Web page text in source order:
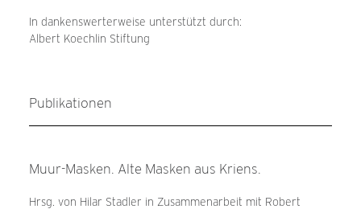
In dankenswerterweise unterstützt durch:
Albert Koechlin Stiftung
Publikationen
Muur-Masken. Alte Masken aus Kriens.
Hrsg. von Hilar Stadler in Zusammenarbeit mit Robert